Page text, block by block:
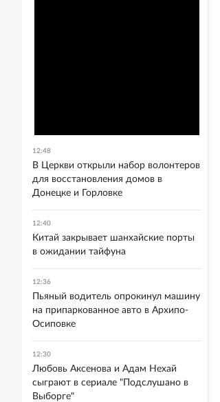
12:48
В Церкви открыли набор волонтеров
для восстановления домов в
Донецке и Горловке
12:40
Китай закрывает шанхайские порты
в ожидании тайфуна
12:36
Пьяный водитель опрокинул машину
на припаркованное авто в Архипо-
Осиповке
12:30
Любовь Аксенова и Адам Нехай
сыграют в сериале "Подслушано в
Выборге"